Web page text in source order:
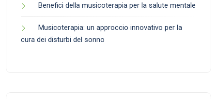
Benefici della musicoterapia per la salute mentale
Musicoterapia: un approccio innovativo per la
cura dei disturbi del sonno